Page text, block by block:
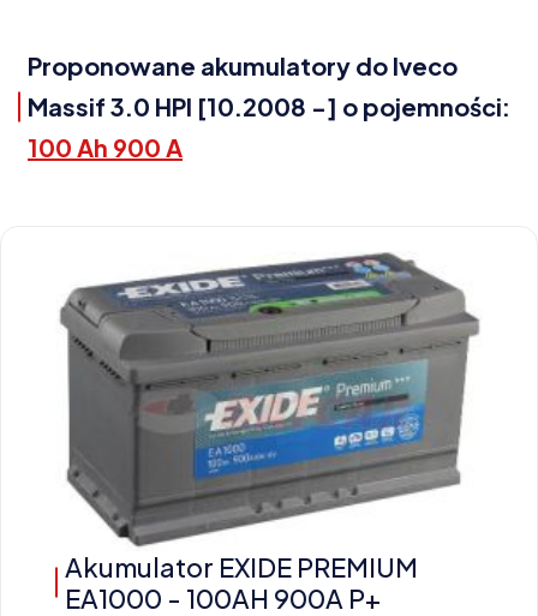
Proponowane akumulatory do Iveco
Massif 3.0 HPI [10.2008 -] o pojemności:
100 Ah 900 A
Akumulator EXIDE PREMIUM
EA1000 - 100AH 900A P+